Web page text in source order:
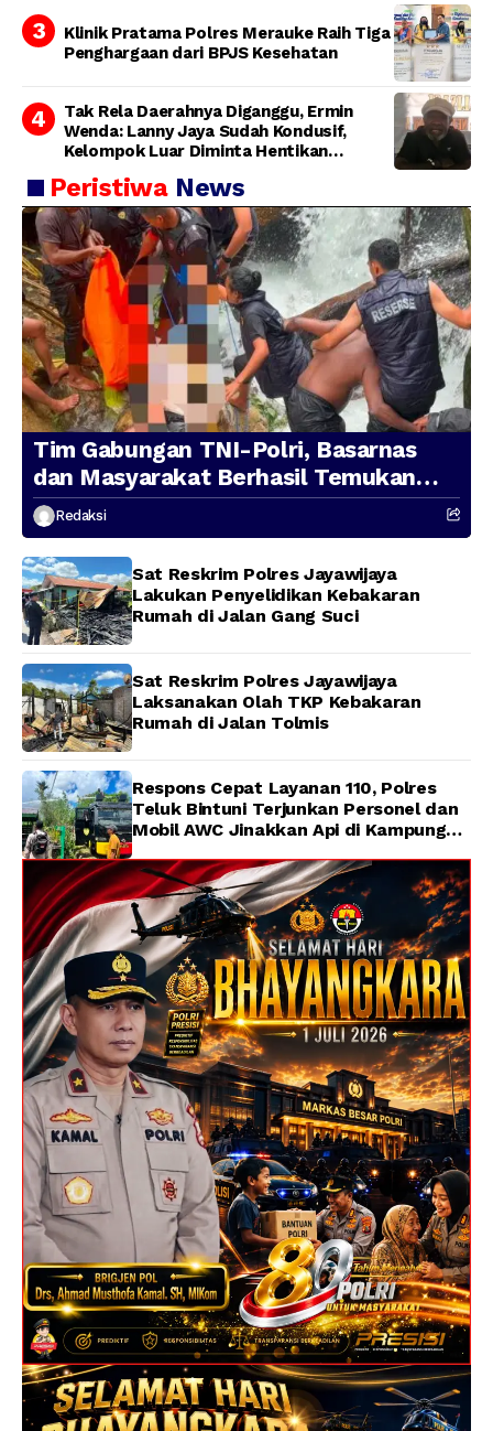
Klinik Pratama Polres Merauke Raih Tiga
Penghargaan dari BPJS Kesehatan
Tak Rela Daerahnya Diganggu, Ermin
Wenda: Lanny Jaya Sudah Kondusif,
Kelompok Luar Diminta Hentikan
Peristiwa News
Tim Gabungan TNI-Polri, Basarnas
dan Masyarakat Berhasil Temukan
Presenter TVRI Papua Barat yang
Hilang di Sungai Memti
Redaksi
Sat Reskrim Polres Jayawijaya
Lakukan Penyelidikan Kebakaran
Rumah di Jalan Gang Suci
Sat Reskrim Polres Jayawijaya
Laksanakan Olah TKP Kebakaran
Rumah di Jalan Tolmis
Respons Cepat Layanan 110, Polres
Teluk Bintuni Terjunkan Personel dan
Mobil AWC Jinakkan Api di Kampung